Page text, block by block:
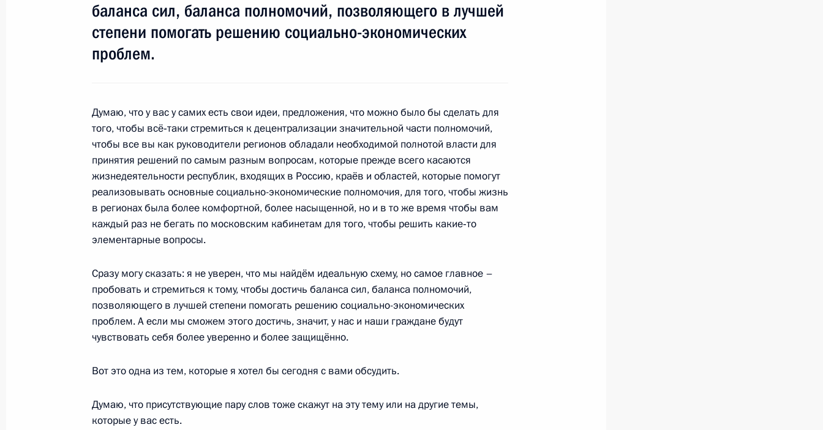
и правам человека
5 июля 2011 года, 15:45 Нальчик
Дмитрий Медведев встретился с участниками заседания Совета
Россия – НАТО
4 июля 2011 года, 17:00 Сочи
Встреча с Президентом ЮАР Джейкобом Зумой
4 июля 2011 года, 14:15 Сочи
30 июня 2011 года, четверг
Посещение пограничного патрульного судна «Командор»
30 июня 2011 года, 16:30
саммита АТЭС»
30 июня 2011 года, 12:00
баланса сил, баланса полномочий, позволяющего в лучшей
степени помогать решению социально-экономических
проблем.
Думаю, что у вас у самих есть свои идеи, предложения, что можно было бы сделать для
того, чтобы всё‑таки стремиться к децентрализации значительной части полномочий,
чтобы все вы как руководители регионов обладали необходимой полнотой власти для
принятия решений по самым разным вопросам, которые прежде всего касаются
жизнедеятельности республик, входящих в Россию, краёв и областей, которые помогут
реализовывать основные социально-экономические полномочия, для того, чтобы жизнь
в регионах была более комфортной, более насыщенной, но и в то же время чтобы вам
каждый раз не бегать по московским кабинетам для того, чтобы решить какие‑то
элементарные вопросы.
Сразу могу сказать: я не уверен, что мы найдём идеальную схему, но самое главное –
пробовать и стремиться к тому, чтобы достичь баланса сил, баланса полномочий,
позволяющего в лучшей степени помогать решению социально-экономических
проблем. А если мы сможем этого достичь, значит, у нас и наши граждане будут
чувствовать себя более уверенно и более защищённо.
Вот это одна из тем, которые я хотел бы сегодня с вами обсудить.
Думаю, что присутствующие пару слов тоже скажут на эту тему или на другие темы,
которые у вас есть.